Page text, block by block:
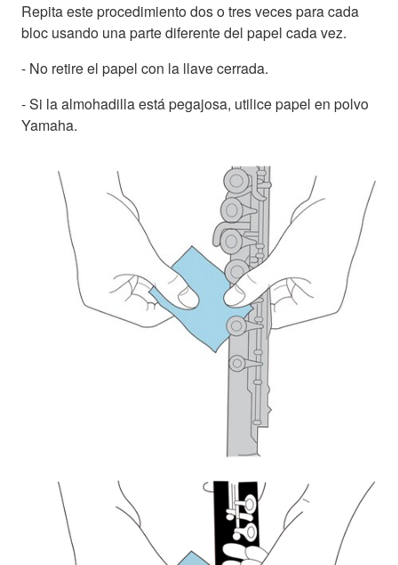
Repita este procedimiento dos o tres veces para cada
bloc usando una parte diferente del papel cada vez.
- No retire el papel con la llave cerrada.
- Si la almohadilla está pegajosa, utilice papel en polvo
Yamaha.